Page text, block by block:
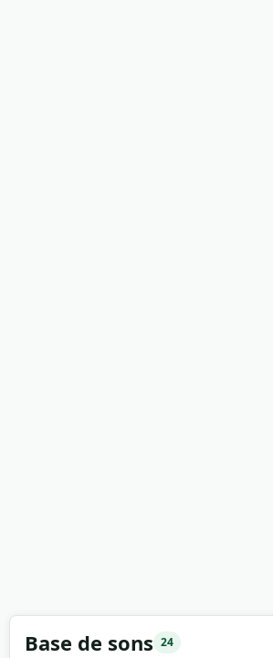
Base de sons 24